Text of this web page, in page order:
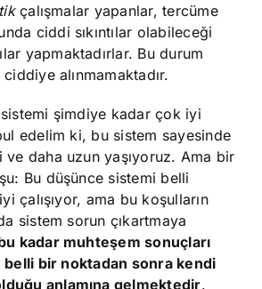
çalışmalar yapanlar, tercüme
ciddi sıkıntılar olabileceği
yapmaktadırlar. Bu durum
alınmamaktadır.
şimdiye kadar çok iyi
edelim ki, bu sistem sayesinde
daha uzun yaşıyoruz. Ama bir
Bu düşünce sistemi belli
çalışıyor, ama bu koşulların
sistem sorun çıkartmaya
kadar muhteşem sonuçları
bir noktadan sonra kendi
anlamına gelmektedir.